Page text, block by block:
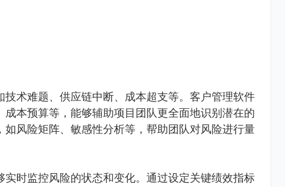
术难题、供应链中断、成本超支等。客户管理软件
本预算等，能够辅助项目团队更全面地识别潜在的
风险矩阵、敏感性分析等，帮助团队对风险进行量
时监控风险的状态和变化。通过设定关键绩效指标